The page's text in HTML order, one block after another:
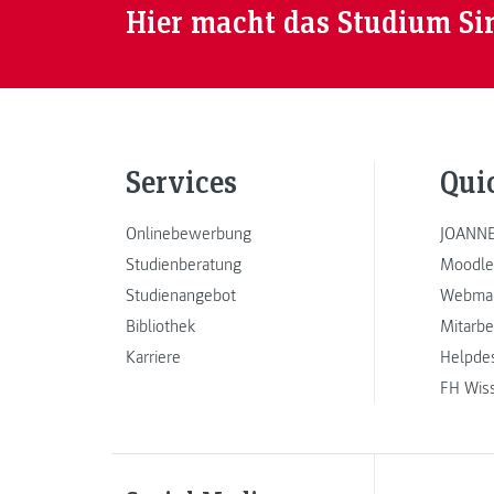
Hier macht das Studium
Services
Onlinebewerbung
Studienberatung
Studienangebot
Bibliothek
Karriere
FH